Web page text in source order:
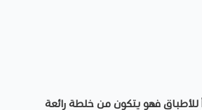
للأطباق فهو يتكون من خلطة رائعة